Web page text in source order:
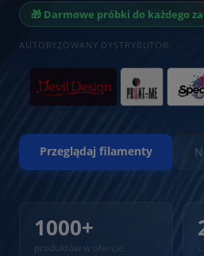
🎁 Darmowe próbki do każdego
AUTORYZOWANY DYSTRYBUTOR:
Przeglądaj filamenty
1000+
produktów w ofercie